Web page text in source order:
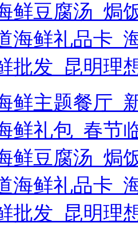
鲜豆腐汤_焗
海鲜礼品卡_
批发_昆明理
鲜主题餐厅_
鲜礼包_春节
鲜豆腐汤_焗
海鲜礼品卡_
批发_昆明理